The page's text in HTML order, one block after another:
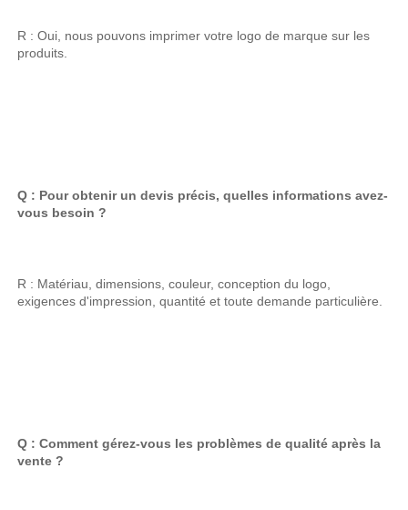
R : Oui, nous pouvons imprimer votre logo de marque sur les
produits.
Q : Pour obtenir un devis précis, quelles informations avez-
vous besoin ?
R : Matériau, dimensions, couleur, conception du logo,
exigences d'impression, quantité et toute demande particulière.
Q : Comment gérez-vous les problèmes de qualité après la
vente ?